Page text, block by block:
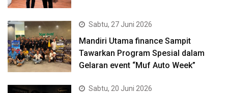
Sabtu, 27 Juni 2026
Mandiri Utama finance Sampit
Tawarkan Program Spesial dalam
Gelaran event “Muf Auto Week”
Sabtu, 20 Juni 2026